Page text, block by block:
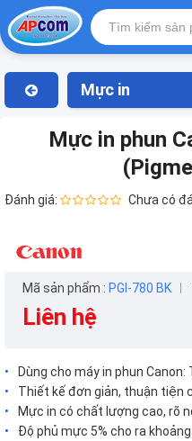
Mực in
Mực in phun
Đánh giá: Chưa có
Mã sản phẩm : PGI-780 BK
Liên hệ
Dùng cho máy in phun
Thiết kế đơn giản, thuận tiện
Mực in có chất lượng cao, rõ
Độ phủ mực 5% cho ra